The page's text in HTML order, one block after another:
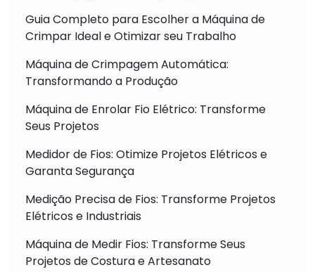
Guia Completo para Escolher a Máquina de
Crimpar Ideal e Otimizar seu Trabalho
Máquina de Crimpagem Automática:
Transformando a Produção
Máquina de Enrolar Fio Elétrico: Transforme
Seus Projetos
Medidor de Fios: Otimize Projetos Elétricos e
Garanta Segurança
Medição Precisa de Fios: Transforme Projetos
Elétricos e Industriais
Máquina de Medir Fios: Transforme Seus
Projetos de Costura e Artesanato